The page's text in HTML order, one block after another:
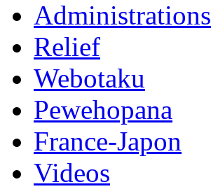
Administrations
Relief
Webotaku
Pewehopana
France-Japon
Videos